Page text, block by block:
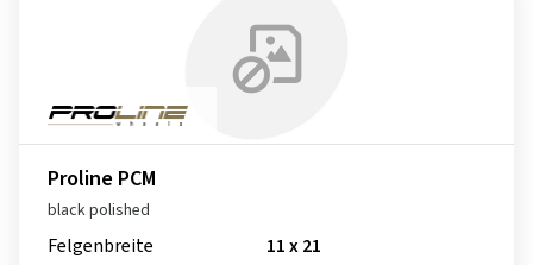
Proline PCM
black polished
Felgenbreite
11 x 21